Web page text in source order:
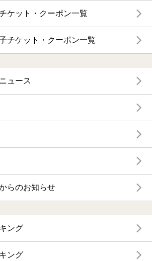
ケット・クーポン一覧
チケット・クーポン一覧
ュース
らのお知らせ
ング
ング